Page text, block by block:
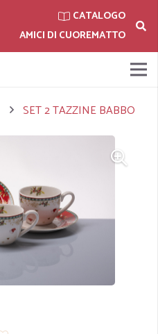
CATALOGO
AMICI DI CUOREMATTO
SET 2 TAZZINE BABBO